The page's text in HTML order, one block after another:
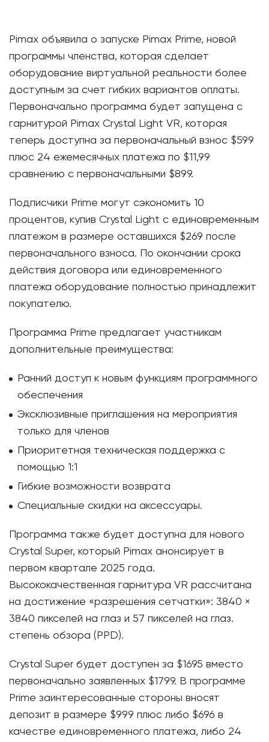
Pimax объявила о запуске Pimax Prime, новой
программы членства, которая сделает
оборудование виртуальной реальности более
доступным за счет гибких вариантов оплаты.
Первоначально программа будет запущена с
гарнитурой Pimax Crystal Light VR, которая
теперь доступна за первоначальный взнос $599
плюс 24 ежемесячных платежа по $11,99
сравнению с первоначальными $899.
Подписчики Prime могут сэкономить 10
процентов, купив Crystal Light с единовременным
платежом в размере оставшихся $269 после
первоначального взноса. По окончании срока
действия договора или единовременного
платежа оборудование полностью принадлежит
покупателю.
Программа Prime предлагает участникам
дополнительные преимущества:
Ранний доступ к новым функциям программного
обеспечения
Эксклюзивные приглашения на мероприятия
только для членов
Приоритетная техническая поддержка с
помощью 1:1
Гибкие возможности возврата
Специальные скидки на аксессуары.
Программа также будет доступна для нового
Crystal Super, который Pimax анонсирует в
первом квартале 2025 года.
Высококачественная гарнитура VR рассчитана
на достижение «разрешения сетчатки»: 3840 ×
3840 пикселей на глаз и 57 пикселей на глаз.
степень обзора (PPD).
Crystal Super будет доступен за $1695 вместо
первоначально заявленных $1799. В программе
Prime заинтересованные стороны вносят
депозит в размере $999 плюс либо $696 в
качестве единовременного платежа, либо 24